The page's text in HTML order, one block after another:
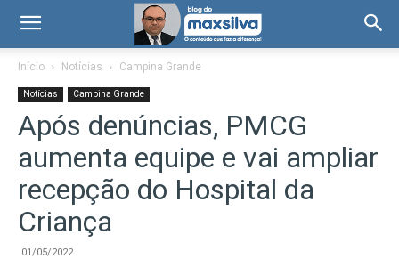
Início Notícias Campina Grande
Notícias Campina Grande
Após denúncias, PMCG
aumenta equipe e vai ampliar
recepção do Hospital da
Criança
01/05/2022